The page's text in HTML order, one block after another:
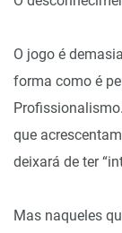
O jogo é
forma como é
que
deixará de ter
Mas naqueles